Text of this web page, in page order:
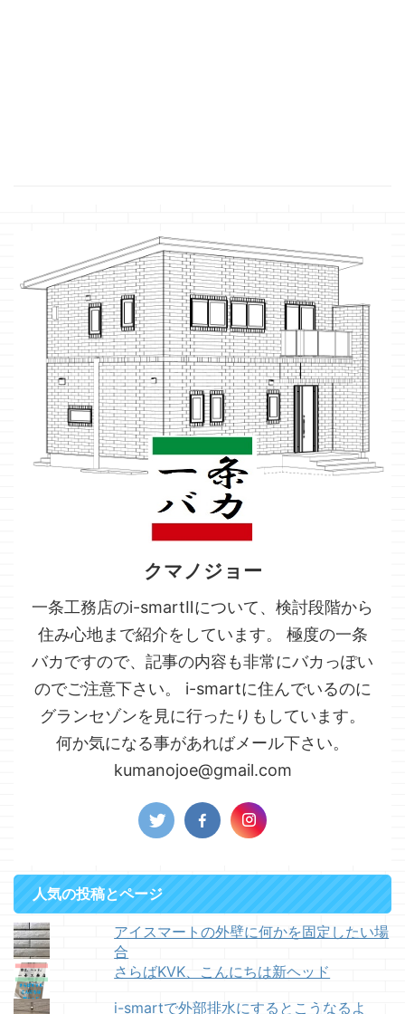
クマノジョー
一条工務店のi-smartⅡについて、検討段階から
住み心地まで紹介をしています。 極度の一条
バカですので、記事の内容も非常にバカっぽい
のでご注意下さい。 i-smartに住んでいるのに
グランセゾンを見に行ったりもしています。
何か気になる事があればメール下さい。
kumanojoe@gmail.com
人気の投稿とページ
アイスマートの外壁に何かを固定したい場
合
さらばKVK、こんにちは新ヘッド
i-smartで外部排水にするとこうなるよ